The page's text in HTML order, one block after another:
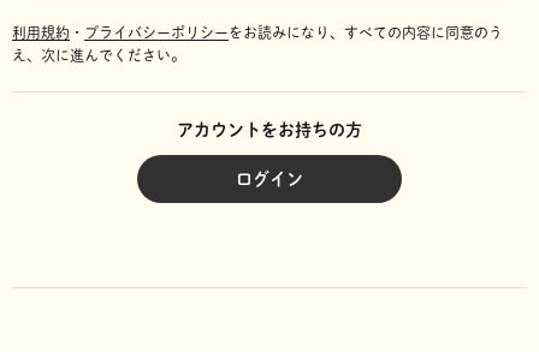
利用規約 ・ プライバシーポリシーをお読みになり、 すべての内容に同意のう
え、次に進んでください。
アカウントをお持ちの方
ログイン